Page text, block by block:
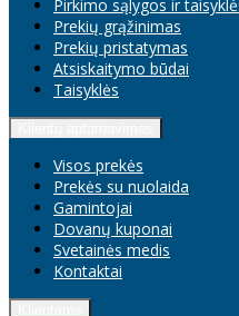
Pirkimo sąlygos ir
Prekių grąžinimas
Prekių pristatymas
Atsiskaitymo būdai
Taisyklės
Visos prekės
Prekės su nuolaida
Gamintojai
Dovanų kuponai
Svetainės medis
Kontaktai